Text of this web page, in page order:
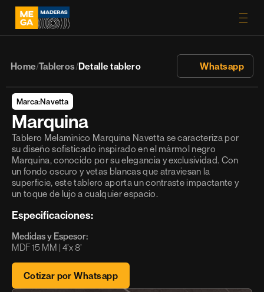
Home/Tableros/Detalle tablero Whatsapp
Marca:Navetta
Marquina
Tablero Melamínico Marquina Navetta se caracteriza por
su diseño sofisticado inspirado en el mármol negro
Marquina, conocido por su elegancia y exclusividad. Con
un fondo oscuro y vetas blancas que atraviesan la
superficie, este tablero aporta un contraste impactante y
un toque de lujo a cualquier espacio.
Especificaciones:
Medidas y Espesor:
MDF 15 MM | 4’x 8’
Cotizar por Whatsapp